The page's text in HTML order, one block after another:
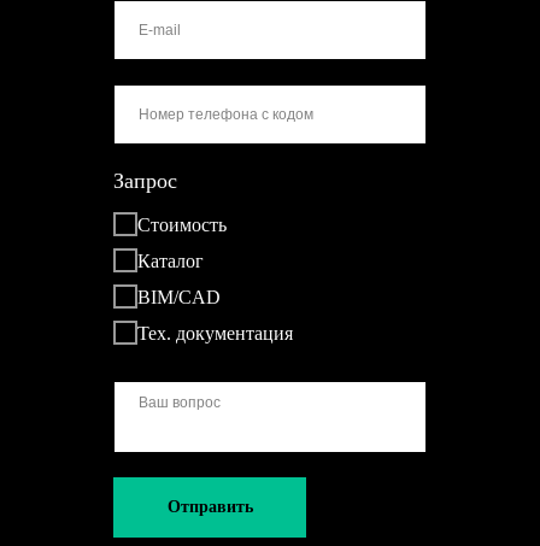
Запрос
Стоимость
Каталог
BIM/CAD
Тех. документация
Отправить